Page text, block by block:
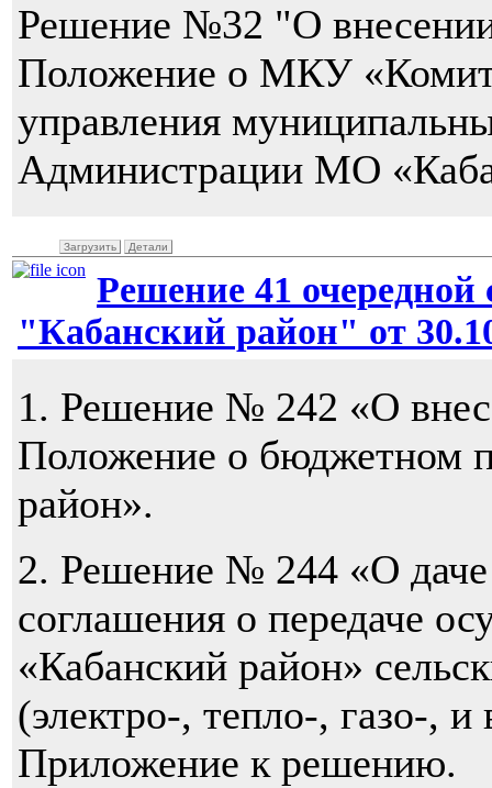
Решение №32 "О
Положение о МКУ
управления
Администрации МО
Загрузить Детали
Решение 41
"Кабанский район" от
1. Решение № 242 «О
Положение о бюджетном
район».
2. Решение № 244 «О даче
соглашения о передаче
«Кабанский район»
(электро-, тепло-, газо-,
Приложение к решению.